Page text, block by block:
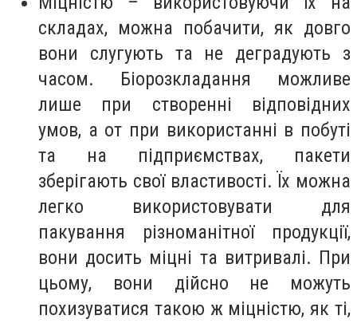
складах, можна побачити, як довго
вони слугують та не деградують з
часом. Біорозкладання можливе
лише при створенні відповідних
умов, а от при використанні в побуті
та на підприємствах, пакети
зберігають свої властивості. Їх можна
легко використовувати для
пакування різноманітної продукції,
вони досить міцні та витривалі. При
цьому, вони дійсно не можуть
похизуватися такою ж міцністю, як ті,